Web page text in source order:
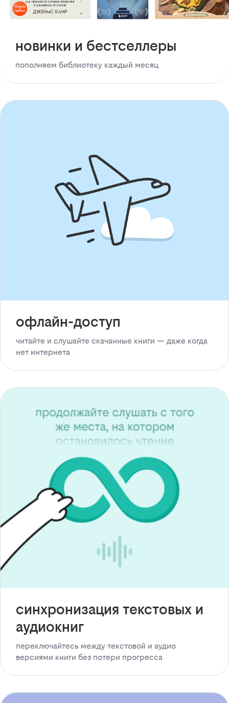
новинки и бестселлеры
пополняем библиотеку каждый месяц
офлайн-доступ
читайте и слушайте скачанные книги — даже когда
нет интернета
синхронизация текстовых и
аудиокниг
переключайтесь между текстовой и аудио
версиями книги без потери прогресса